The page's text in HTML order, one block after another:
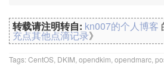
转载请注明转自: kn007的个人博客
充点其他点滴记录》
Tags:CentOS DKIM opendkim opendmarc